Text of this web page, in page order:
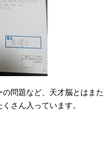
問題など、天才脳とはまた
さん入っています。